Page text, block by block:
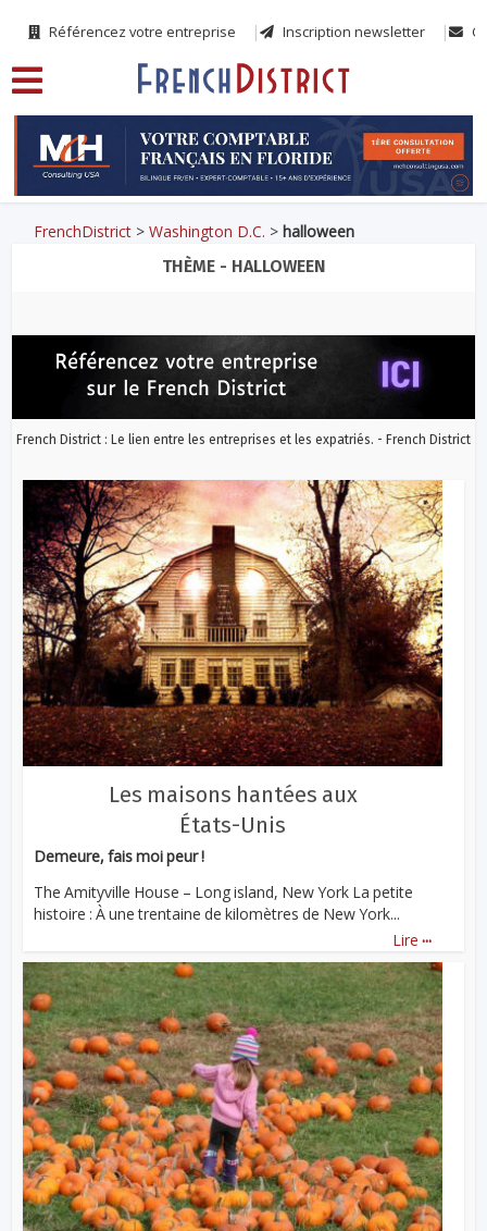
Référencez votre entreprise Inscription newsletter
FrenchDistrict >Washington D.C. >halloween
THÈME - HALLOWEEN
French District : Le lien entre les entreprises et les expatriés. - French District
Les maisons hantées aux
États-Unis
Demeure, fais moi peur !
The Amityville House – Long island, New York La petite
histoire : À une trentaine de kilomètres de New York...
Lire ...